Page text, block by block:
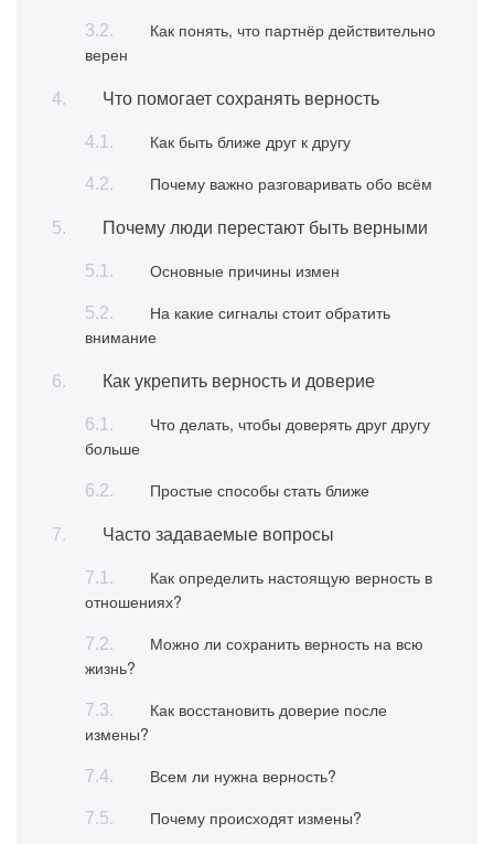
Как понять, что партнёр действительно
верен
Что помогает сохранять верность
Как быть ближе друг к другу
Почему важно разговаривать обо всём
Почему люди перестают быть верными
Основные причины измен
На какие сигналы стоит обратить
внимание
Как укрепить верность и доверие
Что делать, чтобы доверять друг другу
больше
Простые способы стать ближе
Часто задаваемые вопросы
Как определить настоящую верность в
отношениях?
Можно ли сохранить верность на всю
жизнь?
Как восстановить доверие после
измены?
Всем ли нужна верность?
Почему происходят измены?